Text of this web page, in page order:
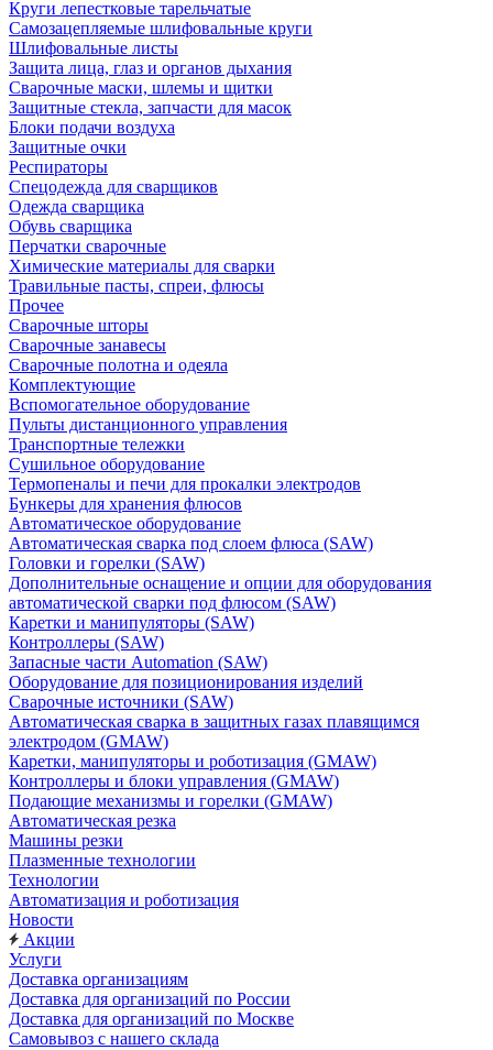
Круги лепестковые тарельчатые
Самозацепляемые шлифовальные круги
Шлифовальные листы
Защита лица, глаз и органов дыхания
Сварочные маски, шлемы и щитки
Защитные стекла, запчасти для масок
Блоки подачи воздуха
Защитные очки
Респираторы
Спецодежда для сварщиков
Одежда сварщика
Обувь сварщика
Перчатки сварочные
Химические материалы для сварки
Травильные пасты, спреи, флюсы
Прочее
Сварочные шторы
Сварочные занавесы
Сварочные полотна и одеяла
Комплектующие
Вспомогательное оборудование
Пульты дистанционного управления
Транспортные тележки
Сушильное оборудование
Термопеналы и печи для прокалки электродов
Бункеры для хранения флюсов
Автоматическое оборудование
Автоматическая сварка под слоем флюса (SAW)
Головки и горелки (SAW)
Дополнительные оснащение и опции для оборудования
автоматической сварки под флюсом (SAW)
Каретки и манипуляторы (SAW)
Контроллеры (SAW)
Запасные части Automation (SAW)
Оборудование для позиционирования изделий
Сварочные источники (SAW)
Автоматическая сварка в защитных газах плавящимся
электродом (GMAW)
Каретки, манипуляторы и роботизация (GMAW)
Контроллеры и блоки управления (GMAW)
Подающие механизмы и горелки (GMAW)
Автоматическая резка
Машины резки
Плазменные технологии
Технологии
Автоматизация и роботизация
Новости
Акции
Услуги
Доставка организациям
Доставка для организаций по России
Доставка для организаций по Москве
Самовывоз с нашего склада